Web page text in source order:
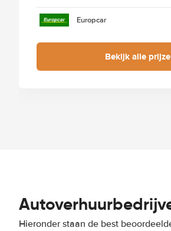
Europcar
Bekijk alle
Hieronder staan de best